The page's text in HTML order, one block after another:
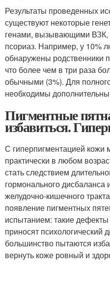
Результаты проведенных
существуют некоторые
генами, вызывающими ВЗК,
псориаз. Например, у 10%
обнаружены родственники
что более чем в три раза
обычными (3%). Для
необходимы
Пигментные
избавиться.
С гиперпигментацией кожи
практически в любом
стать следствием
гормонального
желудочно-кишечного
появление пигментных
испытанием: такие
приносят психологический
большинство пытаются
вернуть коже ровный и